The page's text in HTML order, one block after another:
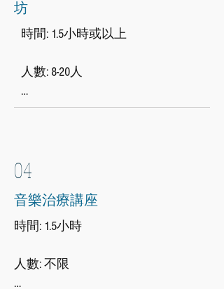
坊
時間: 1.5小時或以上
​人數: 8-20人
結合靜觀與音樂治療，讓參加者
鬆減壓的效果
適用作team building活動
04
音樂治療講座
時間: 1.5小時
​人數: 不限​